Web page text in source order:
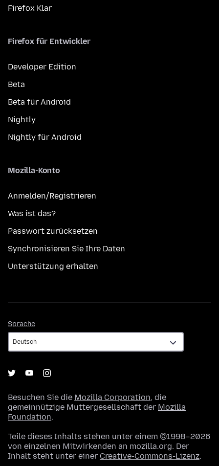
Firefox Klar
Firefox für Entwickler
Developer Edition
Beta
Beta für Android
Nightly
Nightly für Android
Mozilla-Konto
Anmelden/Registrieren
Was ist das?
Passwort zurücksetzen
Synchronisieren Sie Ihre Daten
Unterstützung erhalten
Sprache
Besuchen Sie die Mozilla Corporation, die
gemeinnützige Muttergesellschaft der Mozilla
Foundation.
Teile dieses Inhalts stehen unter einem ©1998–2026
von einzelnen Mitwirkenden an mozilla.org. Der
Inhalt steht unter einer Creative-Commons-Lizenz.